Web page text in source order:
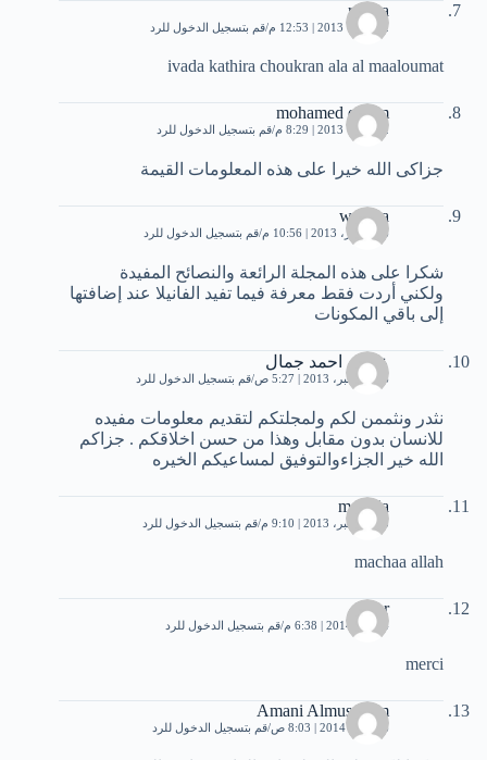
rabiaa
2 أكتوبر، 2013 | 12:53 م قم بتسجيل الدخول للرد
ivada kathira choukran ala al maaloumat
mohamed emam
2 أكتوبر، 2013 | 8:29 م قم بتسجيل الدخول للرد
جزاكى الله خيرا على هذه المعلومات القيمة
wahiba
16 أكتوبر، 2013 | 10:56 م قم بتسجيل الدخول للرد
شكرا على هذه المجلة الرائعة والنصائح المفيدة
ولكني أردت فقط معرفة فيما تفيد الفانيلا عند إضافتها
إلى باقي المكونات
عدنان احمد جمال
16 ديسمبر، 2013 | 5:27 ص قم بتسجيل الدخول للرد
نثدر ونثممن لكم ولمجلتكم لتقديم معلومات مفيده
للانسان بدون مقابل وهذا من حسن اخلاقكم . جزاكم
الله خير الجزاءوالتوفيق لمساعيكم الخيره
mounia
25 ديسمبر، 2013 | 9:10 م قم بتسجيل الدخول للرد
machaa allah
sahar
4 يناير، 2014 | 6:38 م قم بتسجيل الدخول للرد
merci
Amani Almusallam
16 يناير، 2014 | 8:03 ص قم بتسجيل الدخول للرد